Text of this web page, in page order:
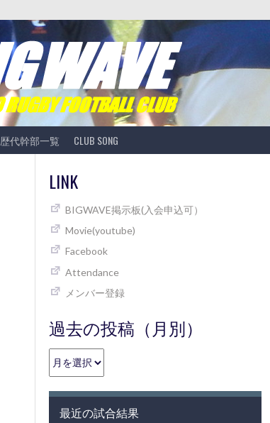
歴代幹部一覧 CLUB SONG
LINK
BIGWAVE掲示板(入会申込可）
Movie(youtube)
Facebook
Attendance
メンバー登録
過去の投稿（月別）
去
投
最近の試合結果